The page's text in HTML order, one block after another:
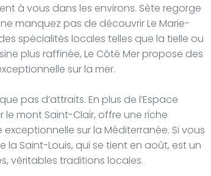
à vous dans les environs. Sète regorge
manquez pas de découvrir Le Marie-
spécialités locales telles que la tielle ou
plus raffinée, Le Côté Mer propose des
sur la mer.
pas d’attraits. En plus de l’Espace
le mont Saint-Clair, offre une riche
sur la Méditerranée. Si vous
la Saint-Louis, qui se tient en août, est un
véritables traditions locales.